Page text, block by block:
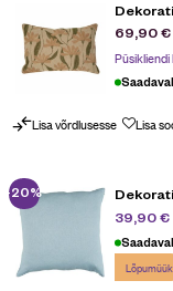
69,90€
Püsikliendi
Saadaval
Lisa võrdlusesse Lisa
-20%
39,90€
Saadaval
Lõpumüük